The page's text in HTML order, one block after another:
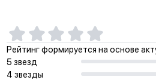
Рейтинг формируется на основе
5 звезд
4 звезды